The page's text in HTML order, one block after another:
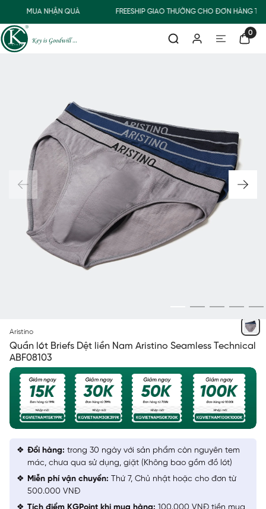
MUA NHẬN QUÀ FREESHIP GIAO THƯỜNG CHO ĐƠN HÀNG
0
Aristino
Quần lót Briefs Dệt liền Nam Aristino Seamless Technical
ABF08103
Đổi hàng: trong 30 ngày với sản phẩm còn nguyên tem
mác, chưa qua sử dụng, giặt (Không bao gồm đồ lót)
Miễn phí vận chuyển: Thứ 7, Chủ nhật hoặc cho đơn từ
500.000 VNĐ
Tích điểm KGPoint khi mua hàng: 100.000 VNĐ tiền mua